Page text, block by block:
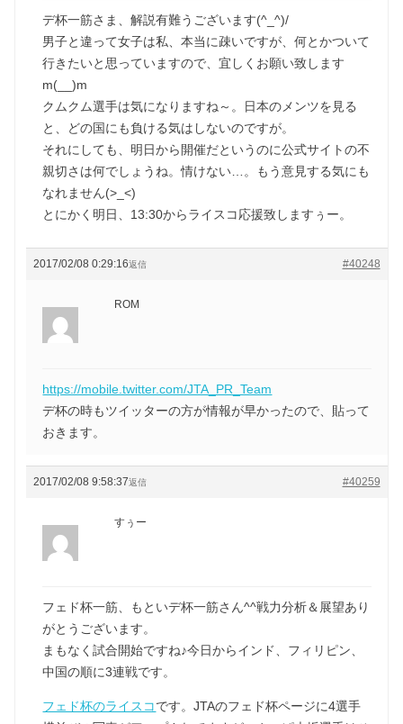
デ杯一筋さま、解説有難うございます(^_^)/
男子と違って女子は私、本当に疎いですが、何とかついて
行きたいと思っていますので、宜しくお願い致します
m(__)m
クムクム選手は気になりますね～。日本のメンツを見る
と、どの国にも負ける気はしないのですが。
それにしても、明日から開催だというのに公式サイトの不
親切さは何でしょうね。情けない…。もう意見する気にも
なれません(>_<)
とにかく明日、13:30からライスコ応援致しますぅー。
2017/02/08 0:29:16 #40248
返信
ROM
https://mobile.twitter.com/JTA_PR_Team
デ杯の時もツイッターの方が情報が早かったので、貼って
おきます。
2017/02/08 9:58:37 #40259
返信
すぅー
フェド杯一筋、もといデ杯一筋さん^^戦力分析＆展望あり
がとうございます。
まもなく試合開始ですね♪今日からインド、フィリピン、
中国の順に3連戦です。
フェド杯のライスコです。JTAのフェド杯ページに4選手